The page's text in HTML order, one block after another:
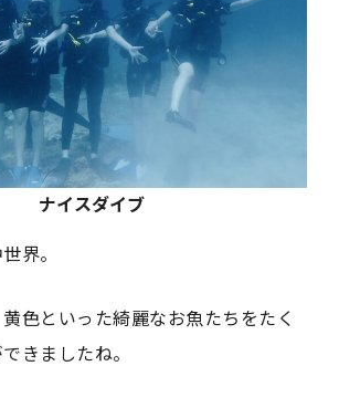
ナイスダイブ
界。
色といった綺麗なお魚たちをたく
きましたね。